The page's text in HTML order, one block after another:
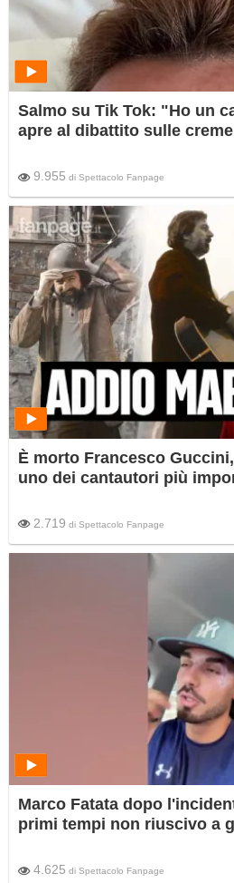
Salmo su Tik Tok: "Ho un
apre al dibattito sulle
9.955 di Spettacolo Fanpage
È morto Francesco
uno dei cantautori più
2.719 di Spettacolo Fanpage
Marco Fatata dopo
primi tempi non riuscivo a
4.625 di Spettacolo Fanpage